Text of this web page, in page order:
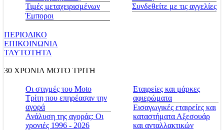
Τιμές μεταχειρισμένων
Έμποροι
Συνδεθείτε με τις αγγελίες
ΠΕΡΙΟΔΙΚΟ
ΕΠΙΚΟΙΝΩΝΙΑ
ΤΑΥΤΟΤΗΤΑ
30 ΧΡΟΝΙΑ MOTO ΤΡΙΤΗ
Οι στιγμές του Moto
Τρίτη που επηρέασαν την
αγορά
Ανάλυση της αγοράς: Οι
χρονιές 1996 - 2026
Εταιρείες και μάρκες
αφιερώματα
Εισαγωγικές εταιρείες και
καταστήματα Αξεσουάρ
και ανταλλακτικών